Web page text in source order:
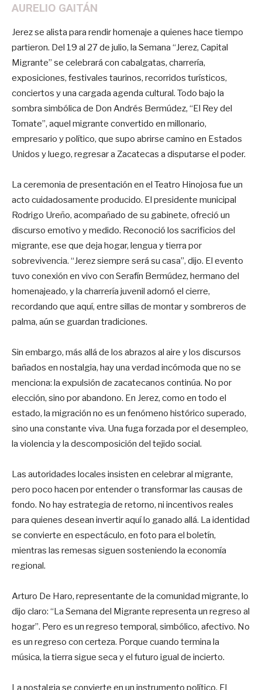
AURELIO GAITÁN
Jerez se alista para rendir homenaje a quienes hace tiempo
partieron. Del 19 al 27 de julio, la Semana “Jerez, Capital
Migrante” se celebrará con cabalgatas, charrería,
exposiciones, festivales taurinos, recorridos turísticos,
conciertos y una cargada agenda cultural. Todo bajo la
sombra simbólica de Don Andrés Bermúdez, “El Rey del
Tomate”, aquel migrante convertido en millonario,
empresario y político, que supo abrirse camino en Estados
Unidos y luego, regresar a Zacatecas a disputarse el poder.
La ceremonia de presentación en el Teatro Hinojosa fue un
acto cuidadosamente producido. El presidente municipal
Rodrigo Ureño, acompañado de su gabinete, ofreció un
discurso emotivo y medido. Reconoció los sacrificios del
migrante, ese que deja hogar, lengua y tierra por
sobrevivencia. “Jerez siempre será su casa”, dijo. El evento
tuvo conexión en vivo con Serafín Bermúdez, hermano del
homenajeado, y la charrería juvenil adornó el cierre,
recordando que aquí, entre sillas de montar y sombreros de
palma, aún se guardan tradiciones.
Sin embargo, más allá de los abrazos al aire y los discursos
bañados en nostalgia, hay una verdad incómoda que no se
menciona: la expulsión de zacatecanos continúa. No por
elección, sino por abandono. En Jerez, como en todo el
estado, la migración no es un fenómeno histórico superado,
sino una constante viva. Una fuga forzada por el desempleo,
la violencia y la descomposición del tejido social.
Las autoridades locales insisten en celebrar al migrante,
pero poco hacen por entender o transformar las causas de
fondo. No hay estrategia de retorno, ni incentivos reales
para quienes desean invertir aquí lo ganado allá. La identidad
se convierte en espectáculo, en foto para el boletín,
mientras las remesas siguen sosteniendo la economía
regional.
Arturo De Haro, representante de la comunidad migrante, lo
dijo claro: “La Semana del Migrante representa un regreso al
hogar”. Pero es un regreso temporal, simbólico, afectivo. No
es un regreso con certeza. Porque cuando termina la
música, la tierra sigue seca y el futuro igual de incierto.
La nostalgia se convierte en un instrumento político. El